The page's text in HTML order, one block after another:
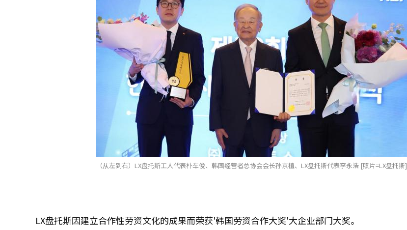
（从左到右）LX盘托斯工人代表朴车俊、韩国经营者总协会会长孙京植、LX盘托斯代表李永浩 [照片=LX盘托斯]
LX盘托斯因建立合作性劳资文化的成果而荣获'韩国劳资合作大奖'大企业部门大奖。